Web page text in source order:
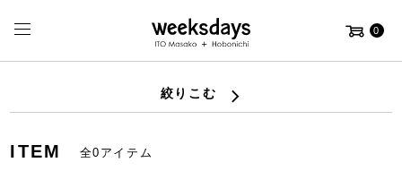
0
絞りこむ
ITEM 全0アイテム